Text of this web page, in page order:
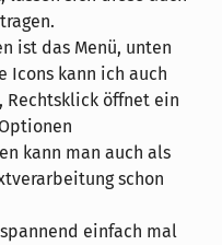
ist das Menü, unten
Icons kann ich auch
Rechtsklick öffnet ein
kann man auch als
schon
einfach mal